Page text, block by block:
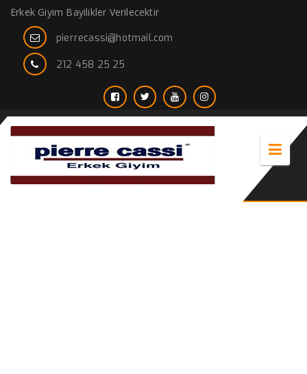
Erkek Giyim Bayilikler Verilecektir
pierrecassi@hotmail.com
212 458 25 25